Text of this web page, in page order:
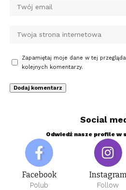
Zapamiętaj moje dane w tej
kolejnych komentarzy.
Social
Odwiedź nasze profile w
Facebook
Polub
Instagram
Follow